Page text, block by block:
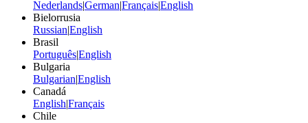
Nederlands|German|Français|English
Bielorrusia
Russian|English
Brasil
Português|English
Bulgaria
Bulgarian|English
Canadá
English|Français
Chile